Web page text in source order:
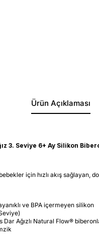
Ürün Açıklaması
3. Seviye 6+ Ay Silikon
için hızlı akış sağlayan,
ve BPA içermeyen silikon
Dar Ağızlı Natural Flow®